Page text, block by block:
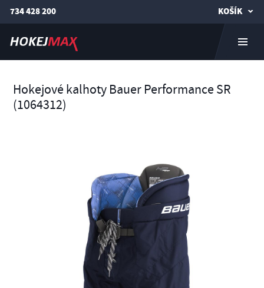
734 428 200 KOŠÍK
Hokejové kalhoty Bauer Performance SR
(1064312)